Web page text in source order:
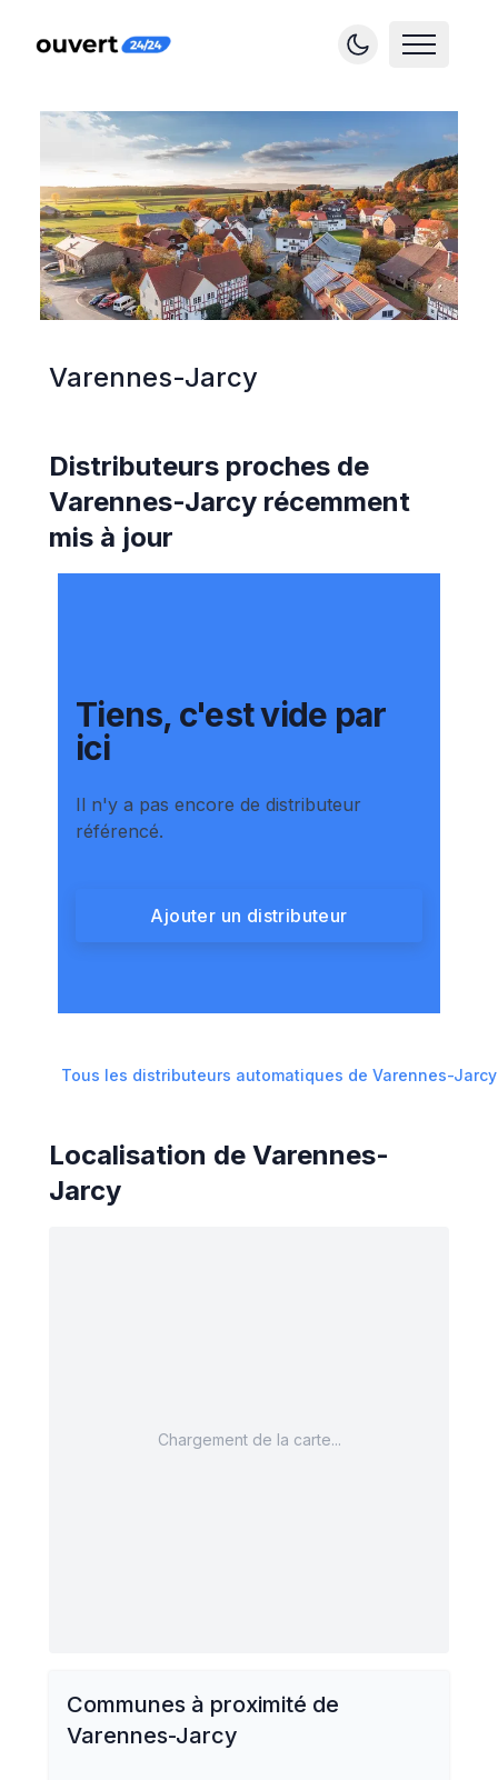
Varennes-Jarcy
Distributeurs proches de
Varennes-Jarcy récemment
mis à jour
Tiens, c'est vide par
ici
Il n'y a pas encore de distributeur
référencé.
Ajouter un distributeur
Tous les distributeurs automatiques de Varennes-Jarcy
Localisation de Varennes-
Jarcy
Chargement de la carte...
Communes à proximité de
Varennes-Jarcy